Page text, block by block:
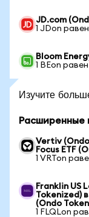
JD.com
1 JDon
Bloom
1 BEon
Изучите
Расширенные
Vertiv
Focus ETF
1 VRTon
Franklin US
Tokenized)
(Ondo
1 FLQLon